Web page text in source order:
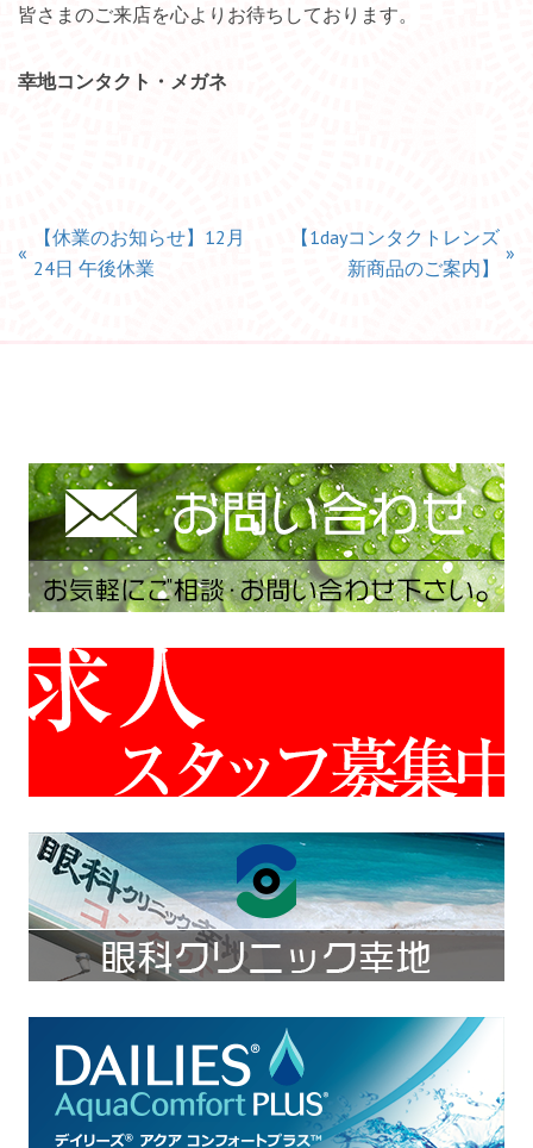
皆さまのご来店を心よりお待ちしております。
幸地コンタクト・メガネ
«
【休業のお知らせ】12月
24日 午後休業
【1dayコンタクトレンズ
新商品のご案内】
»